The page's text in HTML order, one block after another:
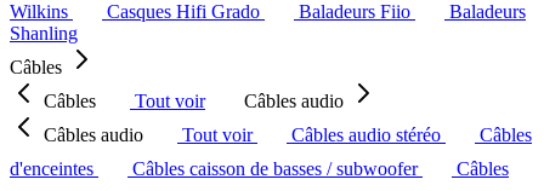
Wilkins
Casques Hifi Grado Baladeurs Fiio
Baladeurs
Shanling
Câbles
Câbles
Tout voir
Câbles audio
Câbles audio
Tout voir Câbles audio stéréo
Câbles
d'enceintes
Câbles caisson de basses / subwoofer
Câbles